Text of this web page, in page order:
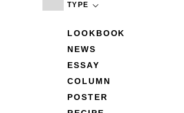
TYPE
LOOKBOOK
NEWS
ESSAY
COLUMN
POSTER